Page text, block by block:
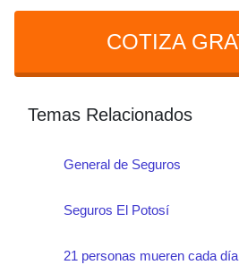
dirigidos a personas,
profesionistas y
buscan proteger su
asegurar el bienestar de
financiero.
COTIZA
Temas Relacionados
General de Seguros
Seguros El Potosí
21 personas mueren cada